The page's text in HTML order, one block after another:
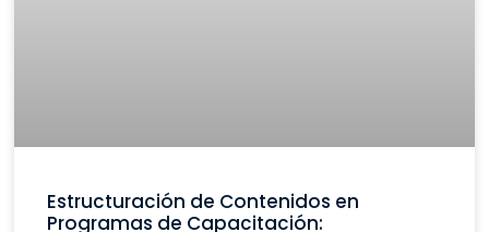
Estructuración de Contenidos en
Programas de Capacitación: